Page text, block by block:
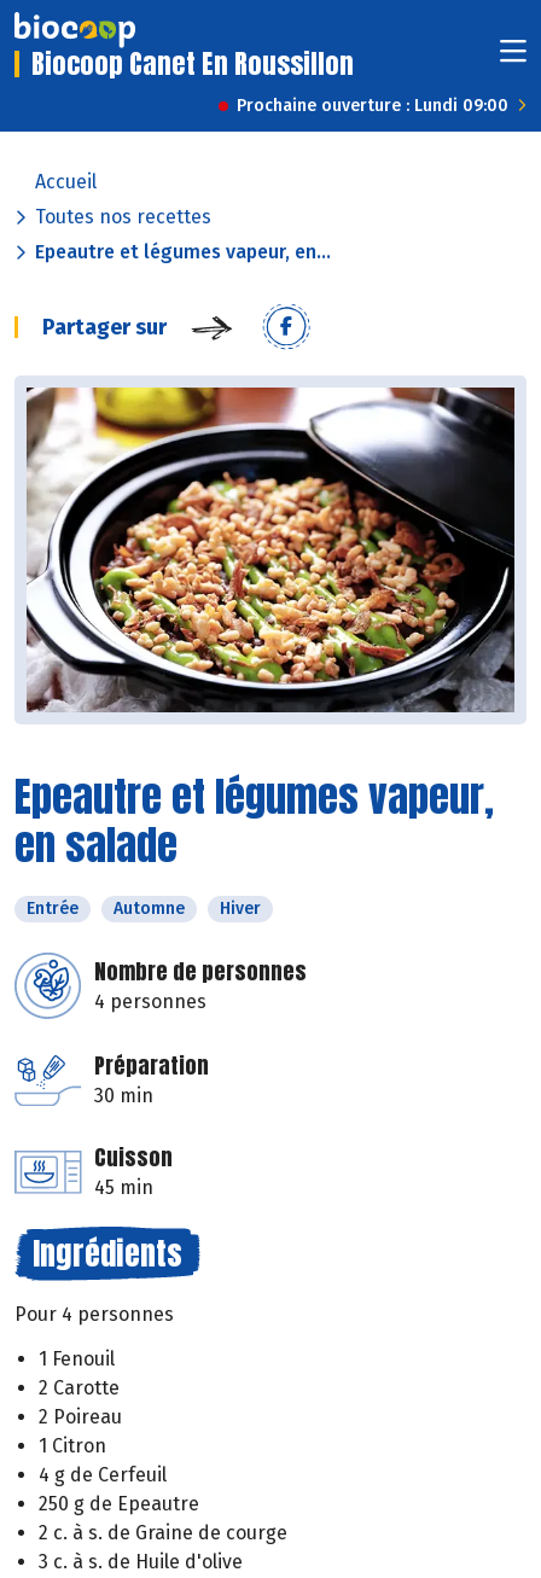
Biocoop Canet En Roussillon
Prochaine ouverture : Lundi 09:00
Accueil
Toutes nos recettes
Epeautre et légumes vapeur, en...
Partager sur
Epeautre et légumes vapeur,
en salade
Entrée Automne Hiver
Nombre de personnes
4 personnes
Préparation
30 min
Cuisson
45 min
Ingrédients
Pour 4 personnes
1 Fenouil
2 Carotte
2 Poireau
1 Citron
4 g de Cerfeuil
250 g de Epeautre
2 c. à s. de Graine de courge
3 c. à s. de Huile d'olive